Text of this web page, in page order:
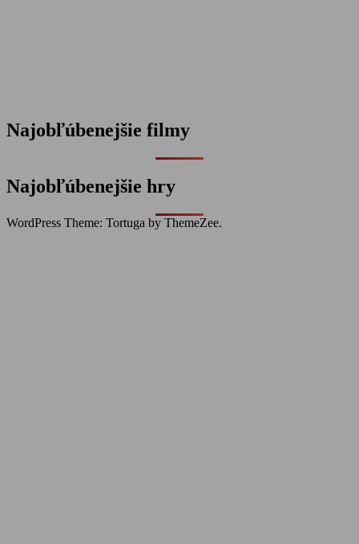
Najobľúbenejšie filmy
Najobľúbenejšie hry
WordPress Theme: Tortuga by ThemeZee.